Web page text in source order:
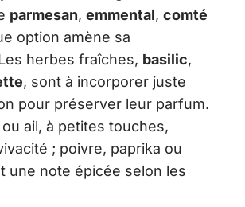
parmesan, emmental, comté
option amène sa
herbes fraîches, basilic,
, sont à incorporer juste
pour préserver leur parfum.
ail, à petites touches,
; poivre, paprika ou
une note épicée selon les